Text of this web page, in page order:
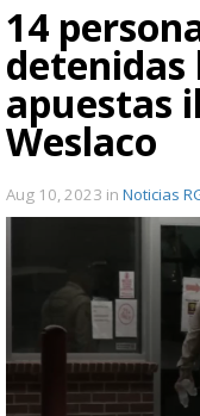
14
detenidas
apuestas
Weslaco
Aug 10, 2023 in Noticias